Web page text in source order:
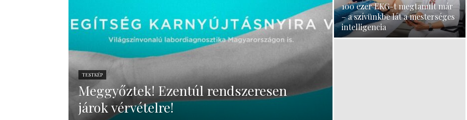
TESTKÉP
Meggyőztek! Ezentúl rendszeresen
járok vérvételre!
100 ezer EKG-t megtanult már
– a szívünkbe lát a mesterséges
intelligencia